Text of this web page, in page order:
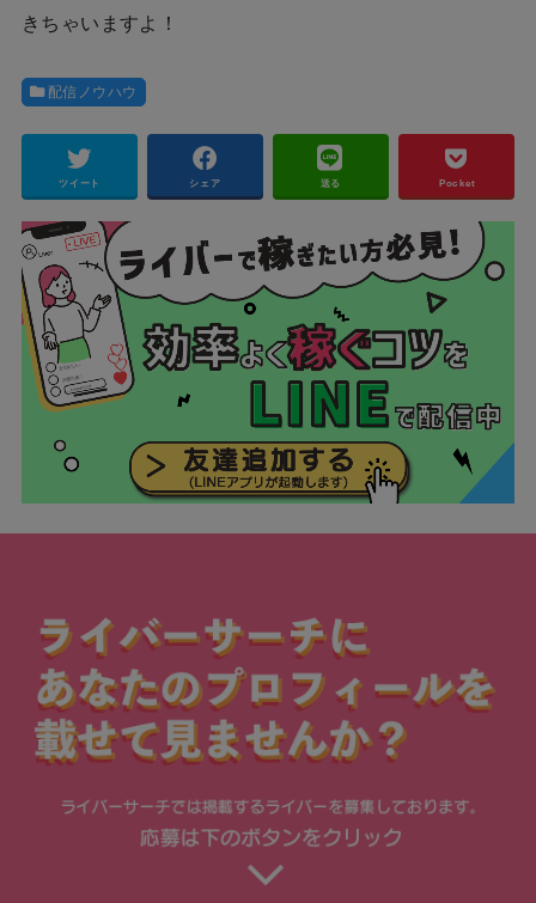
きちゃいますよ！
配信ノウハウ
ツイート シェア 送る Pocket